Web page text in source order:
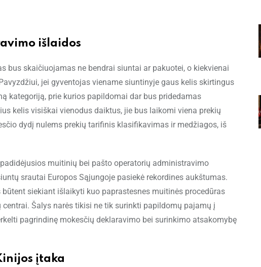
išlaidos
bus skaičiuojamas ne bendrai siuntai ar pakuotei, o kiekvienai
jei gyventojas viename siuntinyje gaus kelis skirtingus
kategoriją, prie kurios papildomai dar bus pridedamas
kelis visiškai vienodus daiktus, jie bus laikomi viena prekių
dydį nulems prekių tarifinis klasifikavimas ir medžiagos, iš
muitinių bei pašto operatorių administravimo
srautai Europos Sąjungoje pasiekė rekordines aukštumas.
siekiant išlaikyti kuo paprastesnes muitinės procedūras
Šalys narės tikisi ne tik surinkti papildomų pajamų į
pagrindinę mokesčių deklaravimo bei surinkimo atsakomybę
įtaka